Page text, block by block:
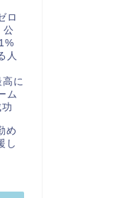
ロ
公
人
に
ム
め
し